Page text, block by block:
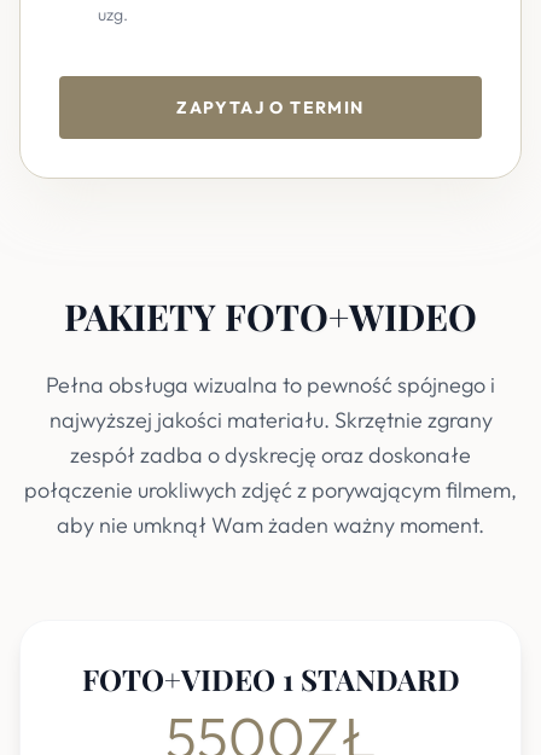
uzg.
ZAPYTAJ O TERMIN
PAKIETY FOTO+WIDEO
Pełna obsługa wizualna to pewność spójnego i
najwyższej jakości materiału. Skrzętnie zgrany
zespół zadba o dyskrecję oraz doskonałe
połączenie urokliwych zdjęć z porywającym filmem,
aby nie umknął Wam żaden ważny moment.
FOTO+VIDEO 1 STANDARD
5500ZŁ